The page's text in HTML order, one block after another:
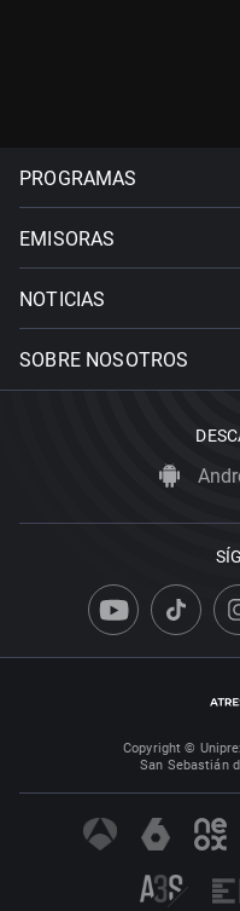
PROGRAMAS
EMISORAS
NOTICIAS
SOBRE NOSOTROS
Copyright ©
San Sebastián